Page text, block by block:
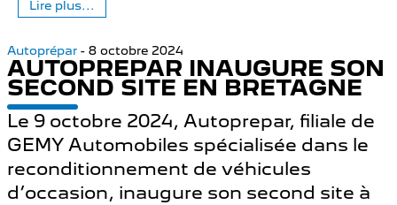
Lire plus...
Autoprépar - 8 octobre 2024
AUTOPREPAR INAUGURE SON
SECOND SITE EN BRETAGNE
Le 9 octobre 2024, Autoprepar, filiale de
GEMY Automobiles spécialisée dans le
reconditionnement de véhicules
d’occasion, inaugure son second site à